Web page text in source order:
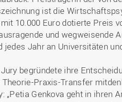
Welcome Center
Hochschulbüro
ist die
10.000 Euro dotierte Preis
und wegweisende
jedes Jahr an Universitäten
begründete ihre
Theorie-Praxis-Transfer
„Petia Genkova geht in ihren